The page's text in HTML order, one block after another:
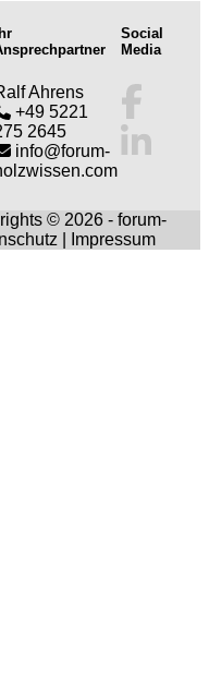
Ihr
Ahrens
+49 5221
2645
info@forum-
Social
Media
© 2026 - forum-
Impressum